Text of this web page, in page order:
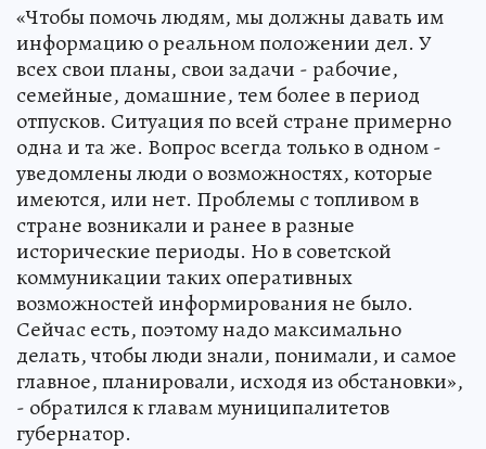
«Чтобы помочь людям, мы должны давать им
информацию о реальном положении дел. У
всех свои планы, свои задачи - рабочие,
семейные, домашние, тем более в период
отпусков. Ситуация по всей стране примерно
одна и та же. Вопрос всегда только в одном -
уведомлены люди о возможностях, которые
имеются, или нет. Проблемы с топливом в
стране возникали и ранее в разные
исторические периоды. Но в советской
коммуникации таких оперативных
возможностей информирования не было.
Сейчас есть, поэтому надо максимально
делать, чтобы люди знали, понимали, и самое
главное, планировали, исходя из обстановки»,
- обратился к главам муниципалитетов
губернатор.